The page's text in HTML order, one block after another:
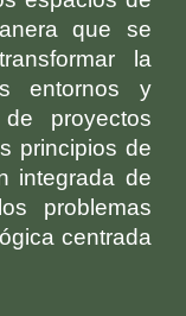
que se
la
entornos y
proyectos
principios de
integrada de
problemas
centrada